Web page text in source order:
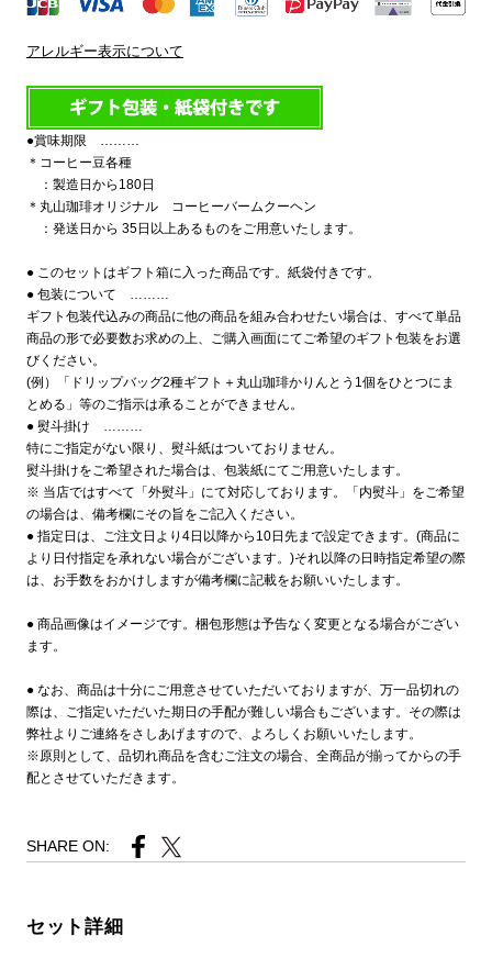
アレルギー表示について
●賞味期限 ………
＊コーヒー豆各種
：製造日から180日
＊丸山珈琲オリジナル コーヒーバームクーヘン
：発送日から 35日以上あるものをご用意いたします。
● このセットはギフト箱に入った商品です。紙袋付きです。
● 包装について ………
ギフト包装代込みの商品に他の商品を組み合わせたい場合は、すべて単品
商品の形で必要数お求めの上、ご購入画面にてご希望のギフト包装をお選
びください。
(例）「ドリップバッグ2種ギフト＋丸山珈琲かりんとう1個をひとつにま
とめる」等のご指示は承ることができません。
● 熨斗掛け ………
特にご指定がない限り、熨斗紙はついておりません。
熨斗掛けをご希望された場合は、包装紙にてご用意いたします。
※ 当店ではすべて「外熨斗」にて対応しております。「内熨斗」をご希望
の場合は、備考欄にその旨をご記入ください。
● 指定日は、ご注文日より4日以降から10日先まで設定できます。(商品に
より日付指定を承れない場合がございます。)それ以降の日時指定希望の際
は、お手数をおかけしますが備考欄に記載をお願いいたします。
● 商品画像はイメージです。梱包形態は予告なく変更となる場合がござい
ます。
● なお、商品は十分にご用意させていただいておりますが、万一品切れの
際は、ご指定いただいた期日の手配が難しい場合もございます。その際は
弊社よりご連絡をさしあげますので、よろしくお願いいたします。
※原則として、品切れ商品を含むご注文の場合、全商品が揃ってからの手
配とさせていただきます。
SHARE ON:
セット詳細